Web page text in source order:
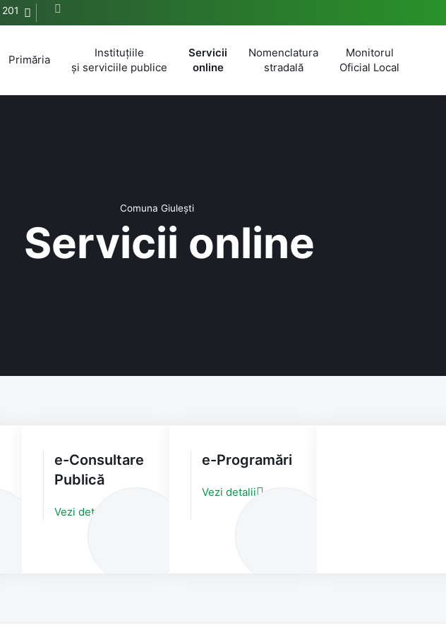
Primăria
Instituțiile
și serviciile publice
Servicii
online
Nomenclatura
stradală
Monitorul
Oficial Local
Comuna Giulești
Servicii online
e-Consultare
Publică
Vezi detalii
e-Programări
Vezi detalii